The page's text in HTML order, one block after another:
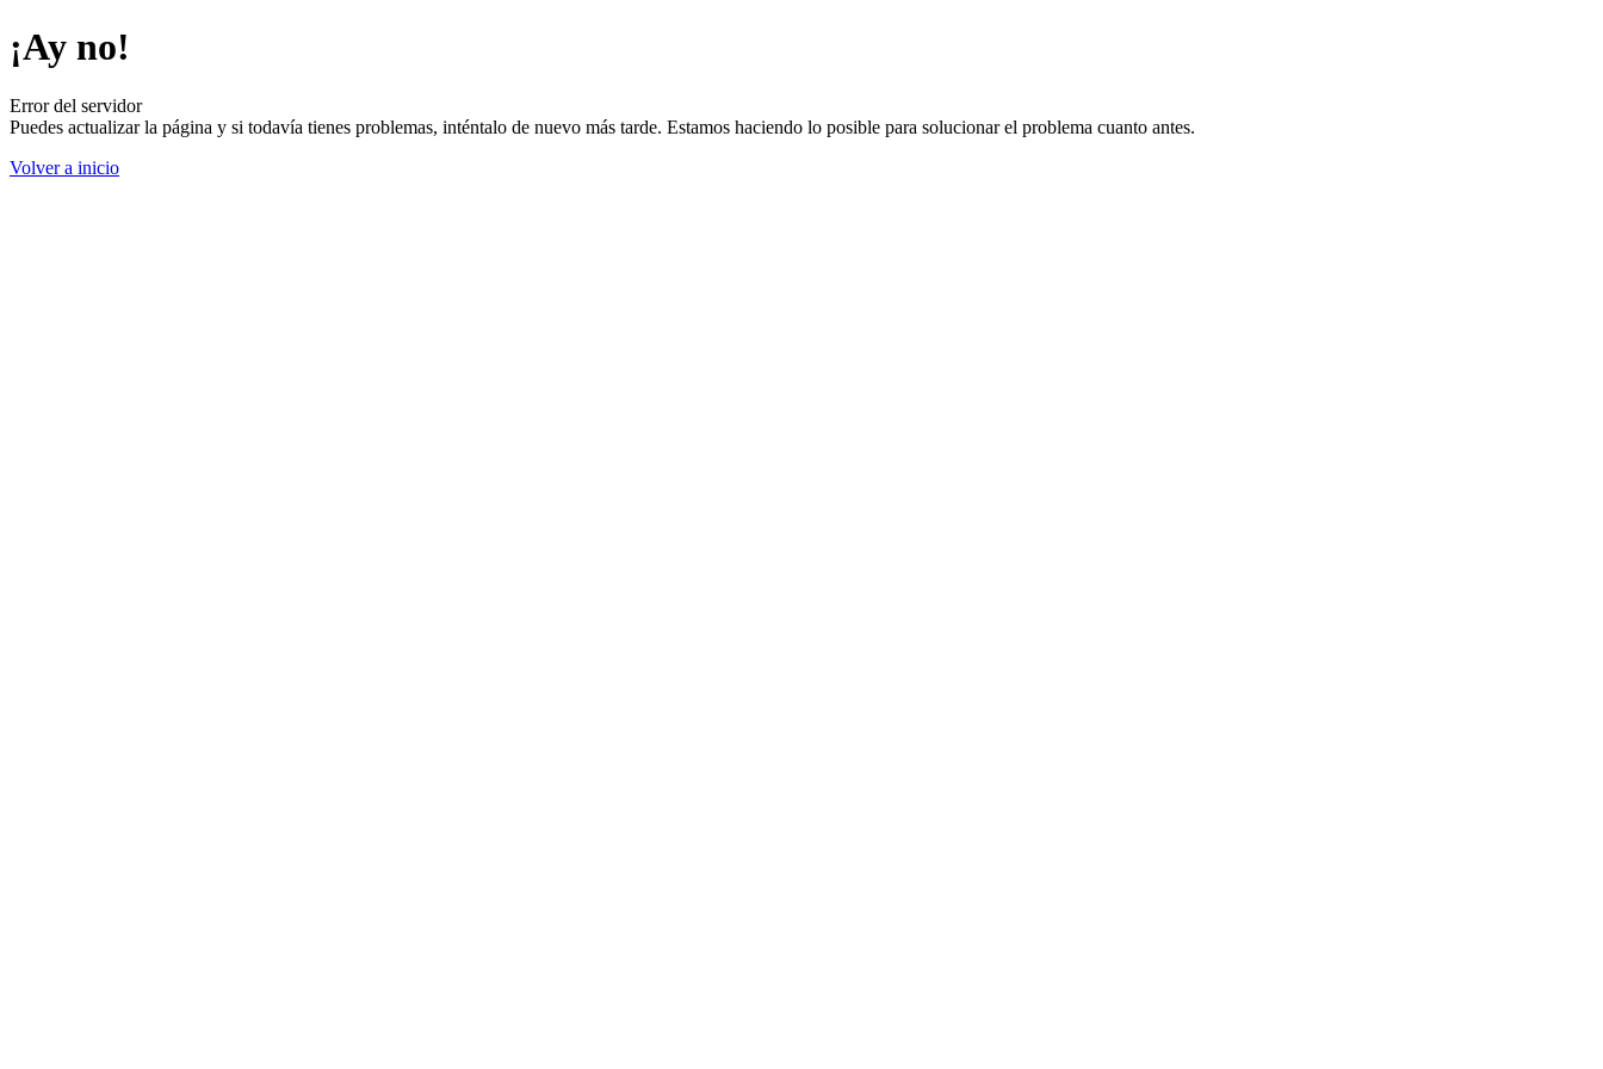
¡Ay no!
Error del servidor
Puedes actualizar la página y si todavía tienes problemas, inténtalo de nuevo más tarde. Estamos haciendo lo posible para solucionar el problema cuanto antes.
Volver a inicio